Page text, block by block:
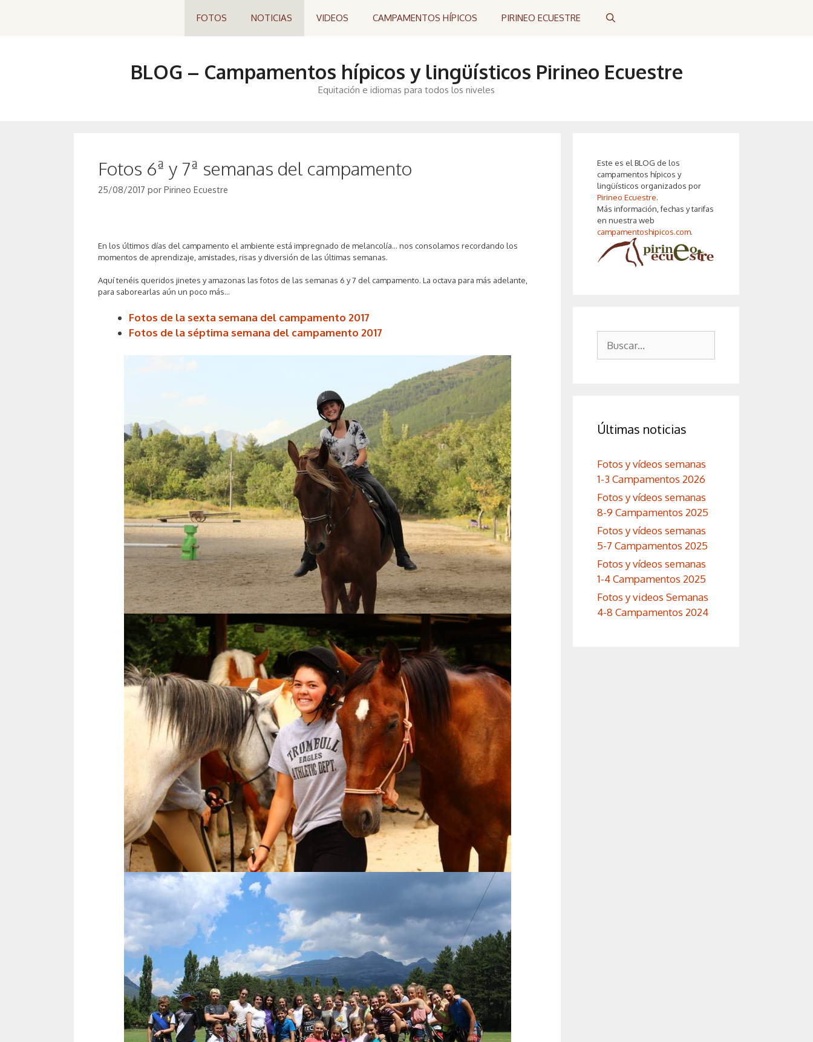
FOTOS NOTICIAS VIDEOS CAMPAMENTOS HÍPICOS PIRINEO ECUESTRE
BLOG – Campamentos hípicos y lingüísticos Pirineo Ecuestre
Equitación e idiomas para todos los niveles
Fotos 6ª y 7ª semanas del campamento
25/08/2017 por Pirineo Ecuestre
En los últimos días del campamento el ambiente está impregnado de melancolía… nos consolamos recordando los
momentos de aprendizaje, amistades, risas y diversión de las últimas semanas.
Aquí tenéis queridos jinetes y amazonas lasfotos de las semanas 6 y 7 del campamento. La octava para más adelante,
para saborearlas aún un poco más…
Fotos de la sexta semana del campamento 2017
Fotos de la séptima semana del campamento 2017
Este es el BLOG de los
campamentos hípicos y
lingüísticos organizados por
Pirineo Ecuestre.
Más información, fechas y tarifas
en nuestra web
campamentoshipicos.com.
Últimas noticias
Fotos y vídeos semanas
1-3 Campamentos 2026
Fotos y vídeos semanas
8-9 Campamentos 2025
Fotos y vídeos semanas
5-7 Campamentos 2025
Fotos y vídeos semanas
1-4 Campamentos 2025
Fotos y videos Semanas
4-8 Campamentos 2024